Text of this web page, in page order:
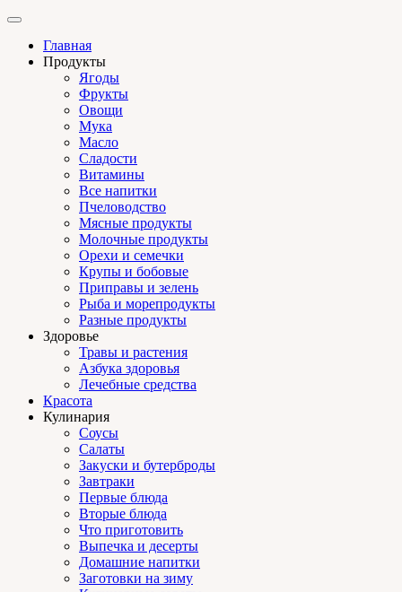
Главная
Продукты
Ягоды
Фрукты
Овощи
Мука
Масло
Сладости
Витамины
Все напитки
Пчеловодство
Мясные продукты
Молочные продукты
Орехи и семечки
Крупы и бобовые
Приправы и зелень
Рыба и морепродукты
Разные продукты
Здоровье
Травы и растения
Азбука здоровья
Лечебные средства
Красота
Кулинария
Соусы
Салаты
Закуски и бутерброды
Завтраки
Первые блюда
Вторые блюда
Что приготовить
Выпечка и десерты
Домашние напитки
Заготовки на зиму